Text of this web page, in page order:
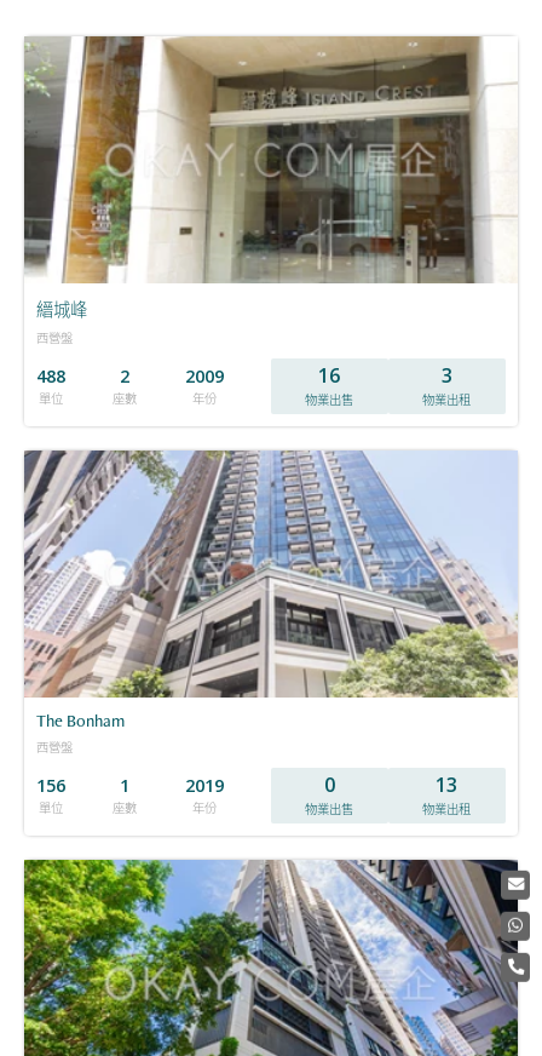
縉城峰
西營盤
488
單位
2
座數
2009
年份
16
物業出售
3
物業出租
The Bonham
西營盤
156
單位
1
座數
2019
年份
0
物業出售
13
物業出租